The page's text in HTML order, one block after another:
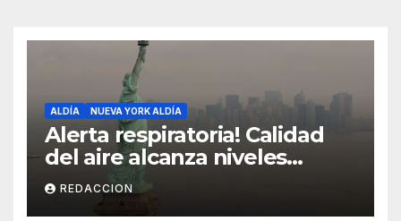
ALDÍA NUEVA YORK ALDÍA
Alerta respiratoria! Calidad
del aire alcanza niveles
peligrosos en NYC
REDACCION